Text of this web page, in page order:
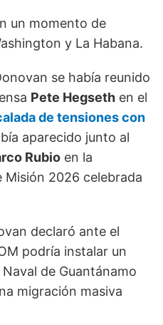
un momento de
y La Habana.
se había reunido
Pete Hegseth en el
de tensiones con
aparecido junto al
Rubio en la
Misión 2026 celebrada
declaró ante el
podría instalar un
de Guantánamo
migración masiva